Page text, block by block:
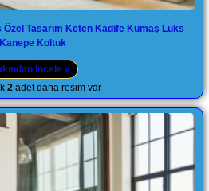
Tasarım Keten Kadife Kumaş Lüks
Kanepe Koltuk
İncele »
2 adet daha resim var